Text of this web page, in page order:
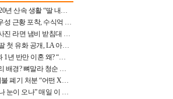
배우 최일순, 이혼 후 20년 산속 생활 “딸 내가 버렸다고 원망‥맘 아파”(특종)[어제TV]
‘혼외자→유부남’ 정우성 근황 포착, 수식억 해킹 피해 후배 만났다 “존경하는”
집 공개 유재석, 결혼사진 라면 냄비 받침대 되고 분노‥가족사진도 피해(놀뭐)[어제TV]
백윤식 손녀+정시아 딸 첫 유화 공개, LA 아트쇼→서울국제조각페스타 작가다운 수준급 실력
유혜리, 배우 이근희과 1년 반만 이혼 왜? “식칼 꽂고 의자 던져” 충격 폭로(특종)[어제TV]
임지연, 그림 같은 발리 배경? 뼈말라 청순 비키니 핏에 상대 안 되네
김성수, ♥박소윤 집 이불 폐기 처분 “어떤 X이랑 썼을지 몰라” 질투(신랑수업2)[어제TV]
44kg 송가인 “비가 오나 눈이 오나” 매일 이 운동, 허벅지 근육량 상승+체지방 감소